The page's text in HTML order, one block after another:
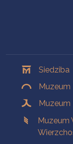
Siedziba
Muzeum
Muzeum
Muzeum